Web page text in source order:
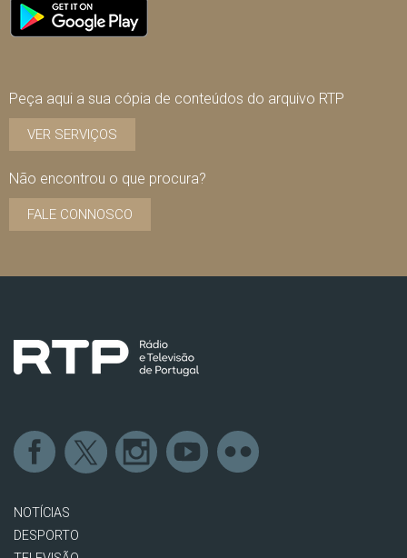
Peça aqui a sua cópia de conteúdos do arquivo RTP
VER SERVIÇOS
Não encontrou o que procura?
FALE CONNOSCO
NOTÍCIAS
DESPORTO